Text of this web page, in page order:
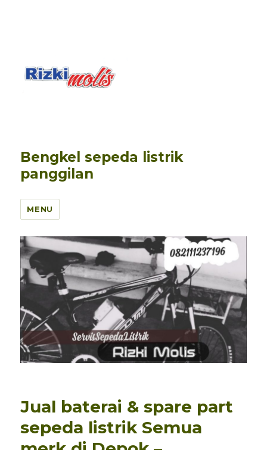
Bengkel sepeda listrik
panggilan
MENU
Jual baterai & spare part
sepeda listrik Semua